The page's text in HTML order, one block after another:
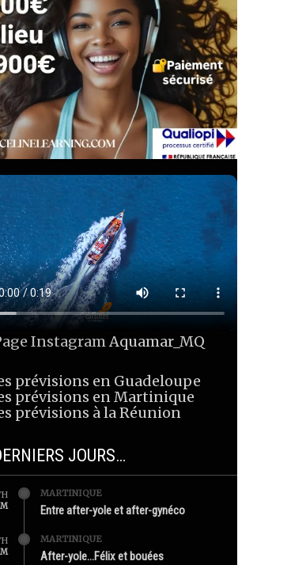
InstagramAquamar_MQ
prévisions en Guadeloupe
prévisions en Martinique
prévisions à la Réunion
JOURS…
MARTINIQUE
Entre after-yole et after-gynéco
MARTINIQUE
After-yole…Félix et bouées